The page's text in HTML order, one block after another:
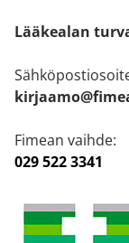
Lääkealan
Fimean vaihde:
029 522 3341